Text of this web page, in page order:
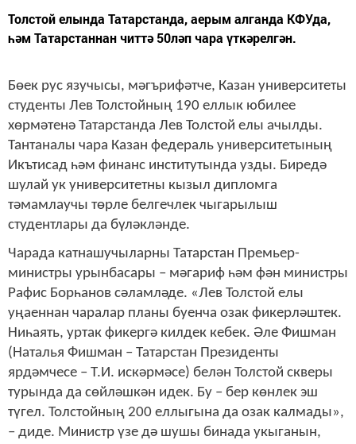
Толстой елында Татарстанда, аерым алганда КФУда,
һәм Татарстаннан читтә 50ләп чара үткәрелгән.
Бөек рус язучысы, мәгърифәтче, Казан университеты
студенты Лев Толстойның 190 еллык юбилее
хөрмәтенә Татарстанда Лев Толстой елы ачылды.
Тантаналы чара Казан федераль университетының
Икътисад һәм финанс институтында узды. Биредә
шулай ук университетны кызыл дипломга
тәмамлаучы төрле белгечлек чыгарылыш
студентлары да бүләкләнде.
Чарада катнашучыларны Татарстан Премьер-
министры урынбасары – мәгариф һәм фән министры
Рафис Борһанов сәламләде. «Лев Толстой елы
уңаеннан чаралар планы буенча озак фикерләштек.
Ниһаять, уртак фикергә килдек кебек. Әле Фишман
(Наталья Фишман – Татарстан Президенты
ярдәмчесе – Т.И. искәрмәсе) белән Толстой скверы
турында да сөйләшкән идек. Бу – бер көнлек эш
түгел. Толстойның 200 еллыгына да озак калмады»,
– диде. Министр үзе дә шушы бинада укыганын,